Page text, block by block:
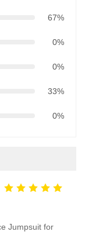
67%
0%
0%
33%
0%
Jumpsuit for